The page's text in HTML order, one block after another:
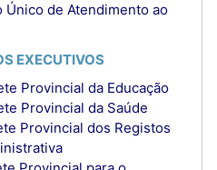
Único de Atendimento ao
EXECUTIVOS
Provincial da Educação
Provincial da Saúde
Provincial dos Registos